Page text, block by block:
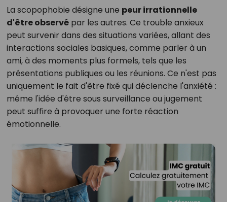
La scopophobie désigne une peur irrationnelle
d'être observépar les autres. Ce trouble anxieux
peut survenir dans des situations variées, allant des
interactions sociales basiques, comme parler à un
ami, à des moments plus formels, tels que les
présentations publiques ou les réunions. Ce n'est pas
uniquement le fait d'être fixé qui déclenche l'anxiété :
même l'idée d'être sous surveillance ou jugement
peut suffire à provoquer une forte réaction
émotionnelle.